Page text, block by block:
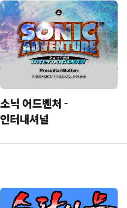
소닉 어드벤처 -
인터내셔널